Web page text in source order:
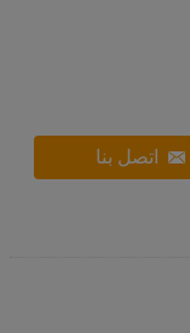
اتصل بنا